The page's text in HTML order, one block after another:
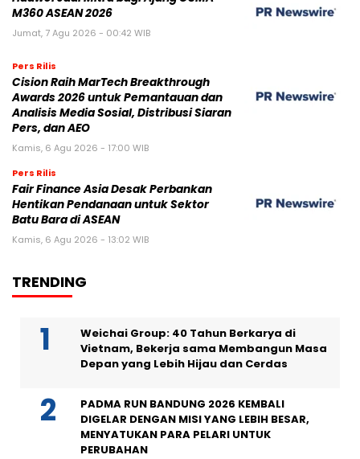
M360 ASEAN 2026
Jumat, 7 Agu 2026 - 00:42 WIB
Pers Rilis
Cision Raih MarTech Breakthrough
Awards 2026 untuk Pemantauan dan
Analisis Media Sosial, Distribusi Siaran
Pers, dan AEO
Kamis, 6 Agu 2026 - 17:00 WIB
Pers Rilis
Fair Finance Asia Desak Perbankan
Hentikan Pendanaan untuk Sektor
Batu Bara di ASEAN
Kamis, 6 Agu 2026 - 13:02 WIB
TRENDING
Weichai Group: 40 Tahun Berkarya di
Vietnam, Bekerja sama Membangun Masa
Depan yang Lebih Hijau dan Cerdas
PADMA RUN BANDUNG 2026 KEMBALI
DIGELAR DENGAN MISI YANG LEBIH BESAR,
MENYATUKAN PARA PELARI UNTUK
PERUBAHAN